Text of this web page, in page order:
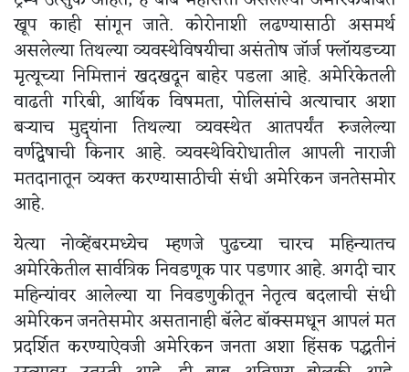
खूप काही सांगून जाते. कोरोनाशी लढण्यासाठी असमर्थ
असलेल्या तिथल्या व्यवस्थेविषयीचा असंतोष जॉर्ज फ्लॉयडच्या
मृत्यूच्या निमित्तानं खदखदून बाहेर पडला आहे. अमेरिकेतली
वाढती गरिबी, आर्थिक विषमता, पोलिसांचे अत्याचार अशा
बऱ्याच मुद्द्यांना तिथल्या व्यवस्थेत आतपर्यंत रुजलेल्या
वर्णद्वेषाची किनार आहे. व्यवस्थेविरोधातील आपली नाराजी
मतदानातून व्यक्त करण्यासाठीची संधी अमेरिकन जनतेसमोर
आहे.
येत्या नोव्हेंबरमध्येच म्हणजे पुढच्या चारच महिन्यातच
अमेरिकेतील सार्वत्रिक निवडणूक पार पडणार आहे. अगदी चार
महिन्यांवर आलेल्या या निवडणुकीतून नेतृत्व बदलाची संधी
अमेरिकन जनतेसमोर असतानाही बॅलेट बॉक्समधून आपलं मत
प्रदर्शित करण्याऐवजी अमेरिकन जनता अशा हिंसक पद्धतीनं